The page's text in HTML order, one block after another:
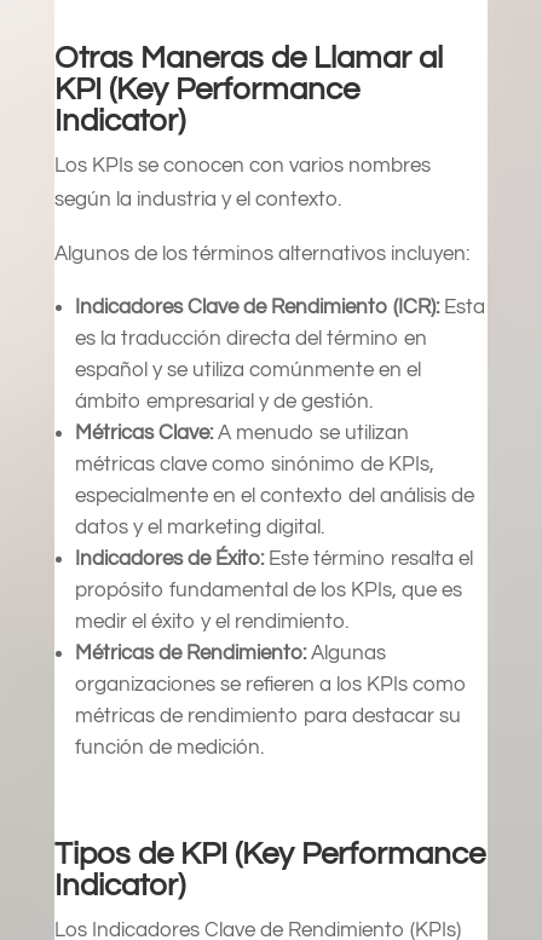
Otras Maneras de Llamar al
KPI (Key Performance
Indicator)
Los KPIs se conocen con varios nombres
según la industria y el contexto.
Algunos de los términos alternativos incluyen:
Indicadores Clave de Rendimiento (ICR):Esta
es la traducción directa del término en
español y se utiliza comúnmente en el
ámbito empresarial y de gestión.
Métricas Clave:A menudo se utilizan
métricas clave como sinónimo de KPIs,
especialmente en el contexto del análisis de
datos y el marketing digital.
Indicadores de Éxito:Este término resalta el
propósito fundamental de los KPIs, que es
medir el éxito y el rendimiento.
Métricas de Rendimiento:Algunas
organizaciones se refieren a los KPIs como
métricas de rendimiento para destacar su
función de medición.
Tipos de KPI (Key Performance
Indicator)
Los Indicadores Clave de Rendimiento (KPIs)